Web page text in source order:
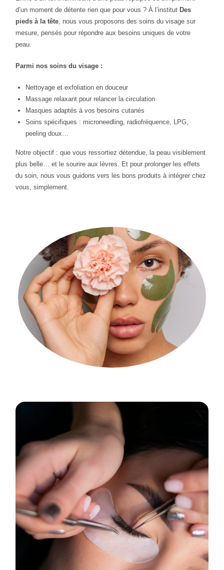
d’un moment de détente rien que pour vous ? À l’institut Des
pieds à la tête, nous vous proposons des soins du visage sur
mesure, pensés pour répondre aux besoins uniques de votre
peau.
Parmi nos soins du visage :
Nettoyage et exfoliation en douceur
Massage relaxant pour relancer la circulation
Masques adaptés à vos besoins cutanés
Soins spécifiques : microneedling, radiofréquence, LPG,
peeling doux…
Notre objectif : que vous ressortiez détendue, la peau visiblement
plus belle… et le sourire aux lèvres. Et pour prolonger les effets
du soin, nous vous guidons vers les bons produits à intégrer chez
vous, simplement.